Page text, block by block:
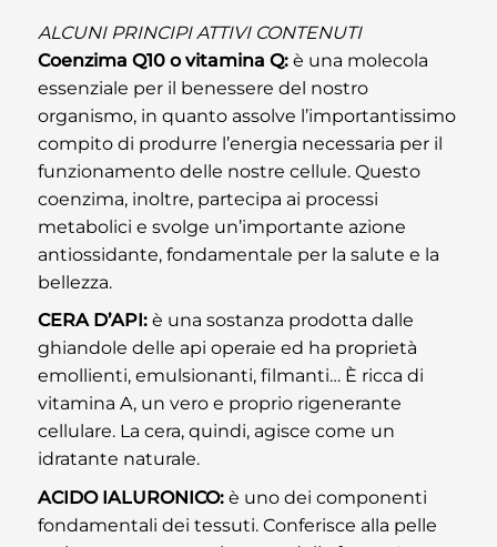
ALCUNI PRINCIPI ATTIVI CONTENUTI
Coenzima Q10 o vitamina Q:è una molecola
essenziale per il benessere del nostro
organismo, in quanto assolve l’importantissimo
compito di produrre l’energia necessaria per il
funzionamento delle nostre cellule. Questo
coenzima, inoltre, partecipa ai processi
metabolici e svolge un’importante azione
antiossidante, fondamentale per la salute e la
bellezza.
CERA D’API:è una sostanza prodotta dalle
ghiandole delle api operaie ed ha proprietà
emollienti, emulsionanti, filmanti… È ricca di
vitamina A, un vero e proprio rigenerante
cellulare. La cera, quindi, agisce come un
idratante naturale.
ACIDO IALURONICO:è uno dei componenti
fondamentali dei tessuti. Conferisce alla pelle